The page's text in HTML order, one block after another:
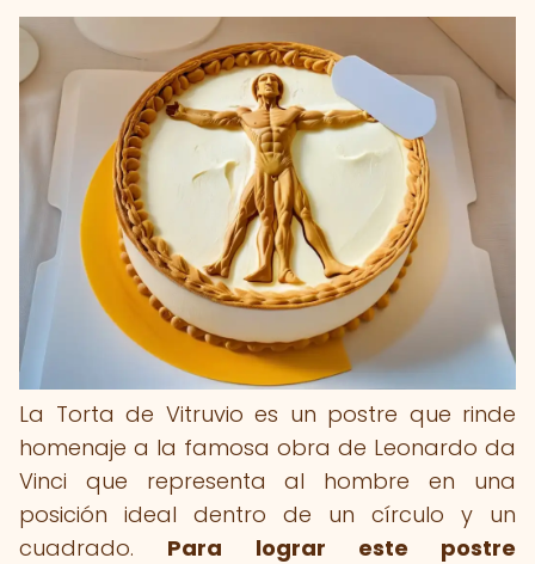
La Torta de Vitruvio es un postre que rinde
homenaje a la famosa obra de Leonardo da
Vinci que representa al hombre en una
posición ideal dentro de un círculo y un
cuadrado. Para lograr este postre